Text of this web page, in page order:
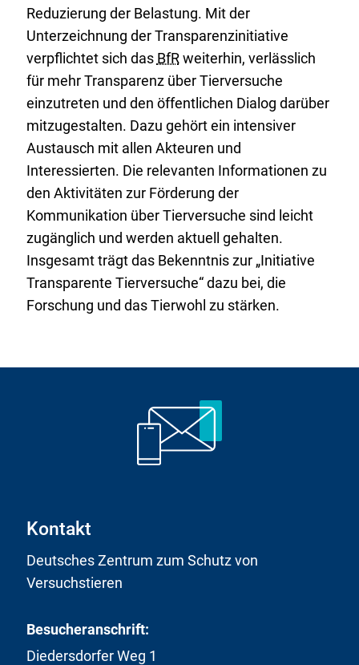
Reduzierung der Belastung. Mit der
Unterzeichnung der Transparenzinitiative
verpflichtet sich das BfRweiterhin, verlässlich
für mehr Transparenz über Tierversuche
einzutreten und den öffentlichen Dialog darüber
mitzugestalten. Dazu gehört ein intensiver
Austausch mit allen Akteuren und
Interessierten. Die relevanten Informationen zu
den Aktivitäten zur Förderung der
Kommunikation über Tierversuche sind leicht
zugänglich und werden aktuell gehalten.
Insgesamt trägt das Bekenntnis zur „Initiative
Transparente Tierversuche“ dazu bei, die
Forschung und das Tierwohl zu stärken.
Kontakt
Deutsches Zentrum zum Schutz von
Versuchstieren
Besucheranschrift:
Diedersdorfer Weg 1